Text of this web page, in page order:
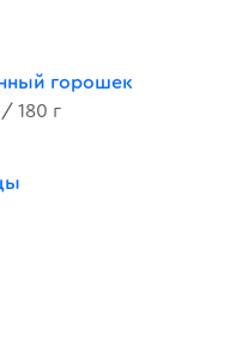
горошек
180 г